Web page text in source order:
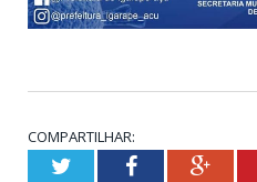
COMPARTILHAR:
TwitterFacebook